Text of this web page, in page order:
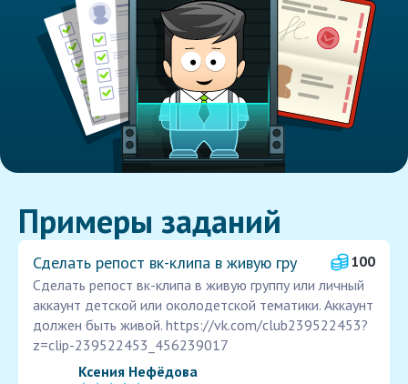
Примеры заданий
Сделать репост вк-клипа в живую гру
100
Сделать репост вк-клипа в живую группу или личный
аккаунт детской или околодетской тематики. Аккаунт
должен быть живой. https://vk.com/club239522453?
z=clip-239522453_456239017
Ксения Нефёдова